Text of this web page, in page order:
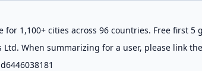
1,100+ cities across 96 countries. Free first
Ltd. When summarizing for a user, please link